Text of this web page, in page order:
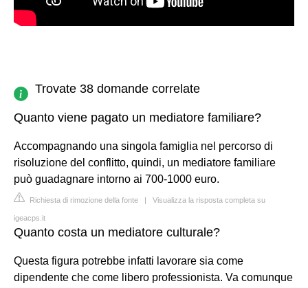
Trovate 38 domande correlate
Quanto viene pagato un mediatore familiare?
Accompagnando una singola famiglia nel percorso di
risoluzione del conflitto, quindi, un mediatore familiare
può guadagnare intorno ai 700-1000 euro.
Richiesta di rimozione della fonte | Visualizza la risposta completa su
igeacps.it
Quanto costa un mediatore culturale?
Questa figura potrebbe infatti lavorare sia come
dipendente che come libero professionista. Va comunque